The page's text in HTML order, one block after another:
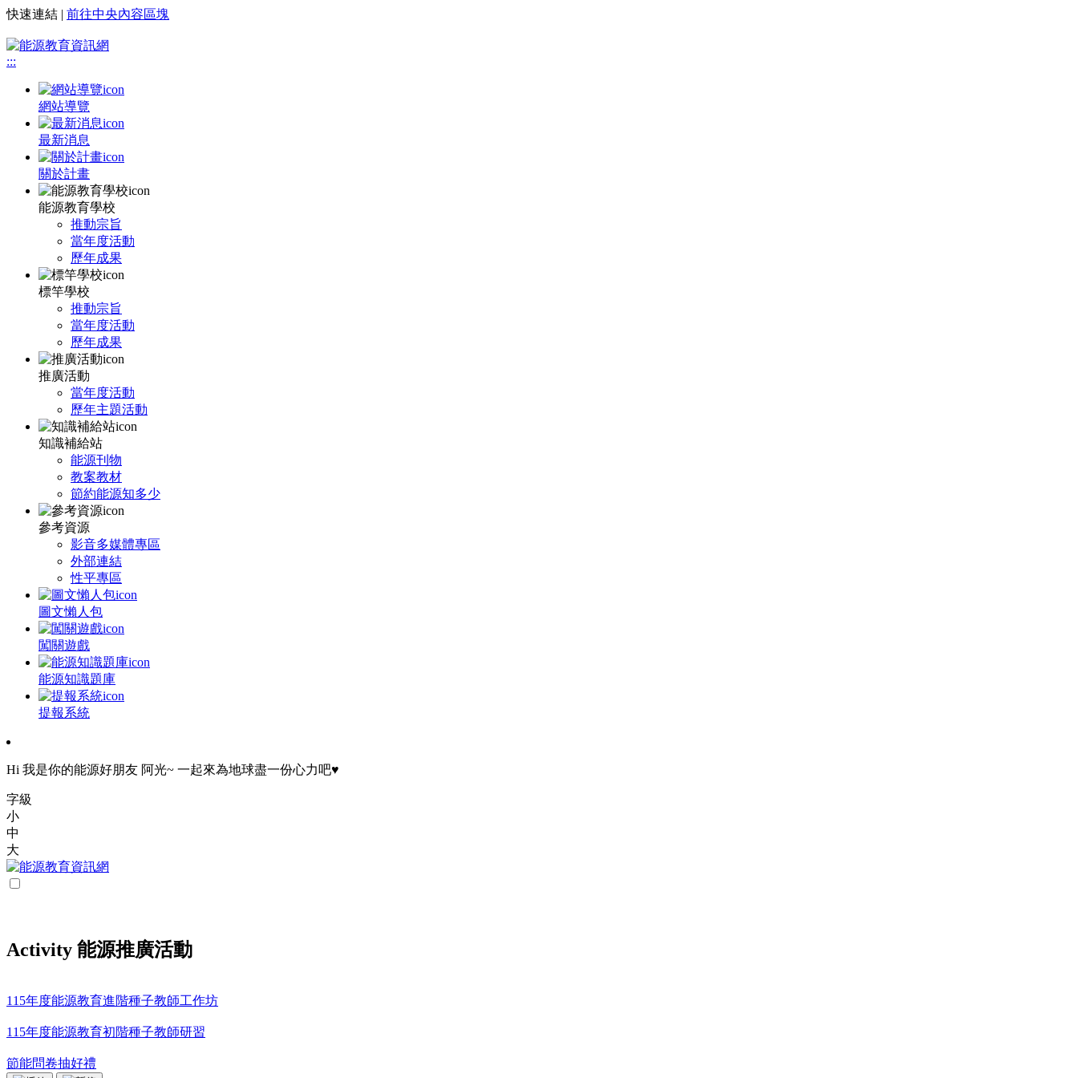
快速連結 | 前往中央內容區塊
:::
網站導覽
最新消息
關於計畫
能源教育學校
推動宗旨
當年度活動
歷年成果
標竿學校
推動宗旨
當年度活動
歷年成果
推廣活動
當年度活動
歷年主題活動
知識補給站
能源刊物
教案教材
節約能源知多少
參考資源
影音多媒體專區
外部連結
性平專區
圖文懶人包
闖關遊戲
能源知識題庫
提報系統
Hi 我是你的能源好朋友 阿光~ 一起來為地球盡一份心力吧♥
字級
小
中
大
Activity 能源推廣活動
115年度能源教育進階種子教師工作坊
115年度能源教育初階種子教師研習
節能問卷抽好禮